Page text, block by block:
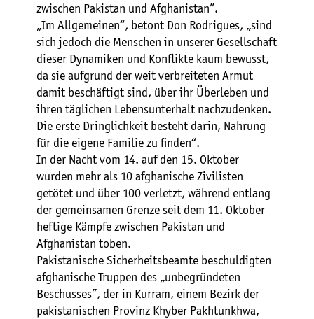
zwischen Pakistan und Afghanistan”.
„Im Allgemeinen“, betont Don Rodrigues, „sind
sich jedoch die Menschen in unserer Gesellschaft
dieser Dynamiken und Konflikte kaum bewusst,
da sie aufgrund der weit verbreiteten Armut
damit beschäftigt sind, über ihr Überleben und
ihren täglichen Lebensunterhalt nachzudenken.
Die erste Dringlichkeit besteht darin, Nahrung
für die eigene Familie zu finden“.
In der Nacht vom 14. auf den 15. Oktober
wurden mehr als 10 afghanische Zivilisten
getötet und über 100 verletzt, während entlang
der gemeinsamen Grenze seit dem 11. Oktober
heftige Kämpfe zwischen Pakistan und
Afghanistan toben.
Pakistanische Sicherheitsbeamte beschuldigten
afghanische Truppen des „unbegründeten
Beschusses”, der in Kurram, einem Bezirk der
pakistanischen Provinz Khyber Pakhtunkhwa,